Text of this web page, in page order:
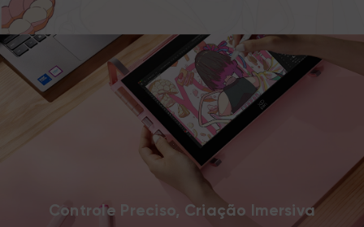
Controle Preciso, Criação Imersiva